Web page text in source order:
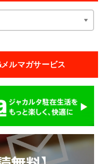
ルマガサービス